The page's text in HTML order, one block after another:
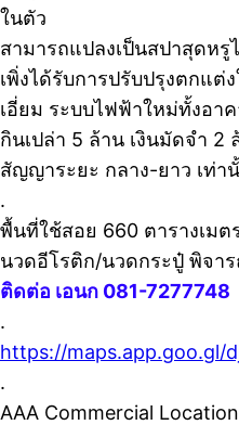
ในตัว
สามารถแปลงเป็นสปาสุดหรู
เพิ่งได้รับการปรับปรุงตกแ
เอี่ยม ระบบไฟฟ้าใหม่ทั้งอาค
กินเปล่า 5 ล้าน เงินมัดจำ 2
สัญญาระยะ กลาง-ยาว เท่า
.
พื้นที่ใช้สอย 660 ตารางเมต
นวดอีโรติก/นวดกระปู๋ พิจา
ติดต่อ เอนก 081-7277748
.
https://maps.app.goo.gl/
.
AAA Commercial Location